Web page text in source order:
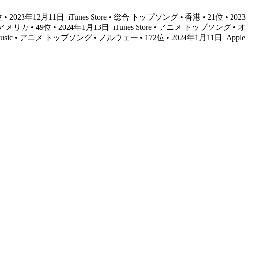
2023年12月11日
iTunes Store • 総合 トップソング • 香港 • 21位 • 2023
メリカ • 49位 • 2024年1月13日
iTunes Store • アニメ トップソング • オ
• アニメ トップソング • ノルウェー • 172位 • 2024年1月11日
Apple